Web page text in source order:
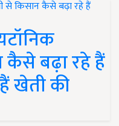
कैसे बढ़ा रहे हैं
खेती की